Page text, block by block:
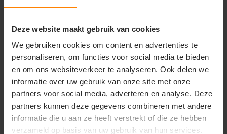
Deze website maakt gebruik van cookies
We gebruiken cookies om content en advertenties te
personaliseren, om functies voor social media te bieden
en om ons websiteverkeer te analyseren. Ook delen we
informatie over uw gebruik van onze site met onze
partners voor social media, adverteren en analyse. Deze
partners kunnen deze gegevens combineren met andere
informatie die u aan ze heeft verstrekt of die ze hebben
verzameld op basis van uw gebruik van hun services.
{"M":3,"L":2},"prnts":[{"pp":"Borst
links","pt":"Bedrukking","ct":"E\u00e9n kleur"},
{"pp":"Achterzijde","pt":"Bedrukking","ct":"E\u00e9n
kleur"}]}
Vragen? Neem contact
op met onze
klantenservice